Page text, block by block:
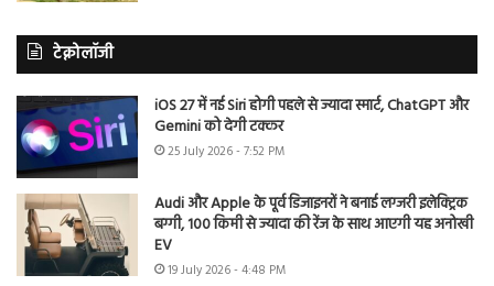
टेक्नोलॉजी
iOS 27 में नई Siri होगी पहले से ज्यादा स्मार्ट, ChatGPT और
Gemini को देगी टक्कर
25 July 2026 - 7:52 PM
Audi और Apple के पूर्व डिजाइनरों ने बनाई लग्जरी इलेक्ट्रिक
बग्गी, 100 किमी से ज्यादा की रेंज के साथ आएगी यह अनोखी
EV
19 July 2026 - 4:48 PM